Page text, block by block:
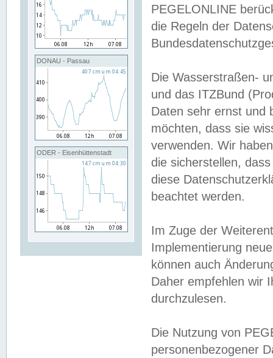
DONAU - Passau
ODER - Eisenhüttenstadt
PEGELONLINE
die Regeln der
Die Wasserstraßen-
und das ITZBund
Daten sehr ernst und
möchten, dass sie
verwenden. Wir
die sicherstellen,
diese
beachtet werden.
Im Zuge der
Implementierung
können auch
Daher empfehlen wir
durchzulesen.
Die Nutzung von
personenbezogener